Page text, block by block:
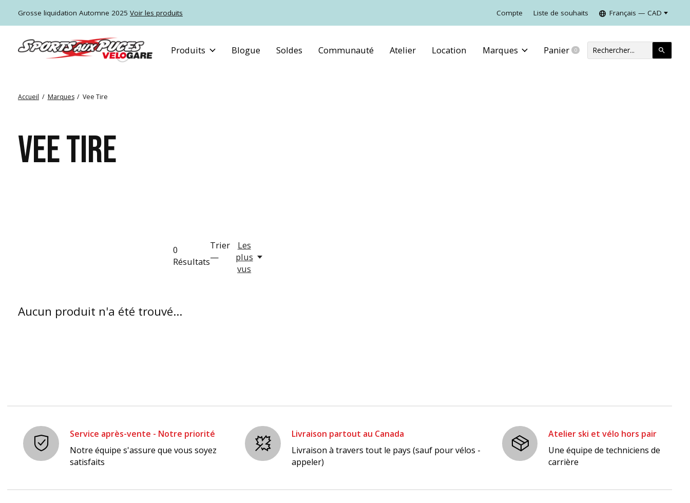
Grosse liquidation Automne 2025 Voir les produits Compte Liste de souhaits Français — CAD
Produits Blogue Soldes Communauté Atelier Location Marques Panier 0items
Accueil / Marques / Vee Tire
VEE TIRE
0
Résultats
Trier
—
Les
plus
vus
Aucun produit n'a été trouvé...
Service après-vente - Notre priorité
Notre équipe s'assure que vous soyez
satisfaits
Livraison partout au Canada
Livraison à travers tout le pays (sauf pour vélos -
appeler)
Atelier ski et vélo hors pair
Une équipe de techniciens de
carrière